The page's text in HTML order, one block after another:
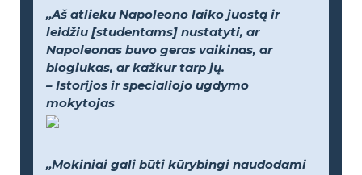
„Aš atlieku Napoleono laiko juostą ir
leidžiu [studentams] nustatyti, ar
Napoleonas buvo geras vaikinas, ar
blogiukas, ar kažkur tarp jų.
– Istorijos ir specialiojo ugdymo
mokytojas
„Mokiniai gali būti kūrybingi naudodami